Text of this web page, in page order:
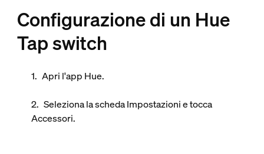
Configurazione di un Hue
Tap switch
Apri l'app Hue.
Seleziona la schedaImpostazionie tocca
Accessori.